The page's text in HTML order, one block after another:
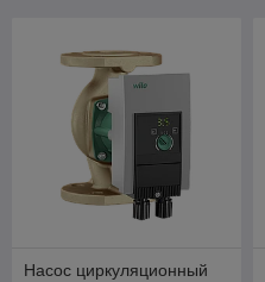
Насос циркуляционный